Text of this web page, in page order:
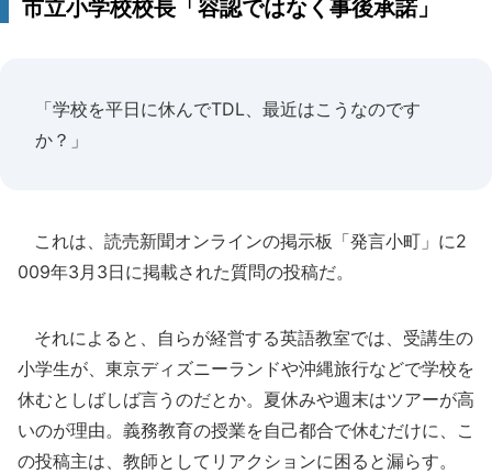
市立小学校校長「容認ではなく事後承諾」
「学校を平日に休んでTDL、最近はこうなのです
か？」
これは、読売新聞オンラインの掲示板「発言小町」に2
009年3月3日に掲載された質問の投稿だ。
それによると、自らが経営する英語教室では、受講生の
小学生が、東京ディズニーランドや沖縄旅行などで学校を
休むとしばしば言うのだとか。夏休みや週末はツアーが高
いのが理由。義務教育の授業を自己都合で休むだけに、こ
の投稿主は、教師としてリアクションに困ると漏らす。